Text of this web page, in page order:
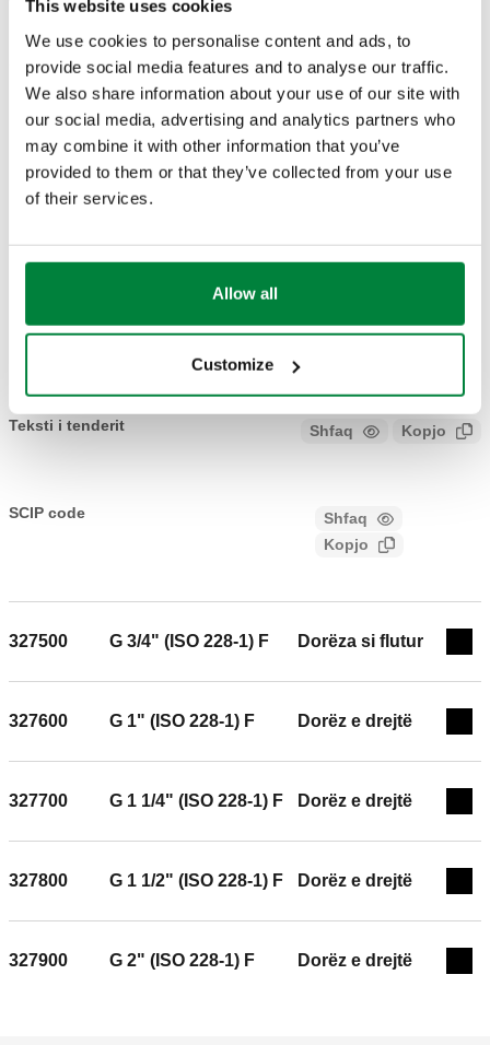
This website uses cookies
We use cookies to personalise content and ads, to
provide social media features and to analyse our traffic.
We also share information about your use of our site with
our social media, advertising and analytics partners who
may combine it with other information that you’ve
provided to them or that they’ve collected from your use
of their services.
Allow all
Customize
Skica 2D
DWG DWG DXF
Modele 3D
STP IGS BIM
Teksti i tenderit Shfaq Kopjo
kontrolli të integruar për sistemet e ngrohjes. Lidhjet: G 1/2"
(ISO 228-1) F. Presioni maksimal i funksionimit: 16 bar.
SCIP code
Shfaq
Kopjo
327500 G 3/4" (ISO 228-1) F Dorëza si flutur
327600 G 1" (ISO 228-1) F Dorëz e drejtë
327700 G 1 1/4" (ISO 228-1) F Dorëz e drejtë
327800 G 1 1/2" (ISO 228-1) F Dorëz e drejtë
327900 G 2" (ISO 228-1) F Dorëz e drejtë